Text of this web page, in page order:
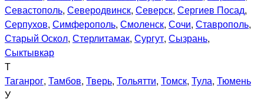
Севастополь, Северодвинск, Северск, Сергиев Посад,
Серпухов, Симферополь, Смоленск, Сочи, Ставрополь,
Старый Оскол, Стерлитамак, Сургут, Сызрань,
Сыктывкар
Т
Таганрог, Тамбов, Тверь, Тольятти, Томск, Тула, Тюмень
У